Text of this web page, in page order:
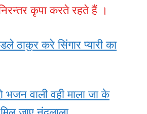
कृपा करते रहते हैं ।
ठाकुर करे सिंगार प्यारी का
भजन वाली वही माला जा के